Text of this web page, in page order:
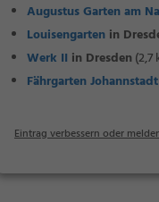
Augustus Garten am
Louisengarten in
Werk II in Dresden
Fährgarten Johannstadt
Eintrag verbessern oder